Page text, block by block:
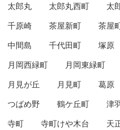
太郎丸
太郎丸西町 太
千原崎
茶屋新町 茶屋
中間島
千代田町 塚原
月岡西緑町
月岡東緑町
月見が丘
月見町 葛原
つばめ野
鶴ケ丘町 津
寺町
寺町けや木台 天